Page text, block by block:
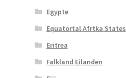
Egypte
Equatortal Afrtka States
Eritrea
Falkland Eilanden